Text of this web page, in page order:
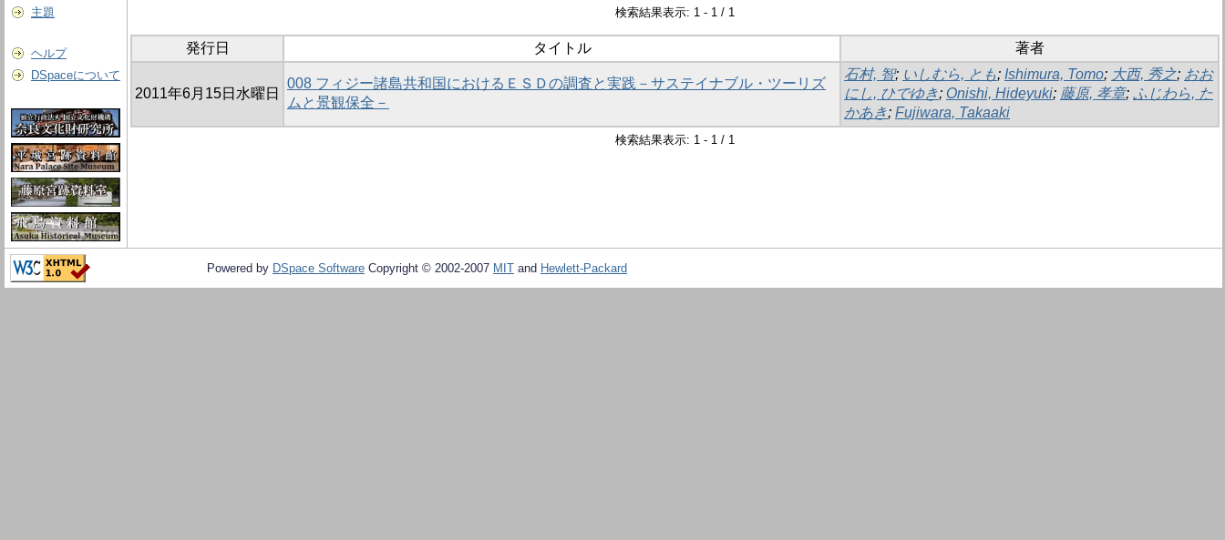
主題
ヘルプ
DSpaceについて
検索結果表示: 1 - 1 / 1
発行日 タイトル 著者
2011年6月15日水曜日
008 フィジー諸島共和国におけるＥＳＤの調査と実践－サステイナブル・ツーリズ
ムと景観保全－
石村, 智; いしむら, とも; Ishimura, Tomo; 大西, 秀之; おお
にし, ひでゆき; Onishi, Hideyuki; 藤原, 孝章; ふじわら, た
かあき; Fujiwara, Takaaki
検索結果表示: 1 - 1 / 1
Powered by DSpace Software Copyright © 2002-2007 MIT and Hewlett-Packard